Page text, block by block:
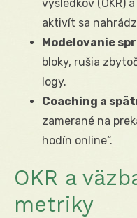
výsledkov (OKR)
aktivít sa
Modelovanie
bloky, rušia
logy.
Coaching a
zamerané na
hodín online“.
OKR a
metriky